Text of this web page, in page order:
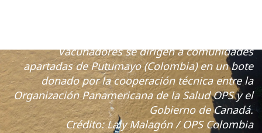
Vacunadores se dirigen a comunidades
apartadas de Putumayo (Colombia) en un bote
donado por la cooperación técnica entre la
Organización Panamericana de la Salud OPS y el
Gobierno de Canadá.
Crédito: Laly Malagón / OPS Colombia